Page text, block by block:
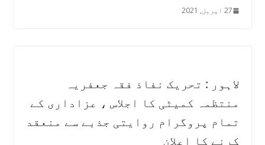
27 اپریل, 2021
لاہور : تحریک نفاذ فقہ جعفریہ
منتظمہ کمیٹی کا اجلاس ، عزاداری کے
تمام پروگرام روایتی جذبے سے منعقد
کرنے کا اعلان